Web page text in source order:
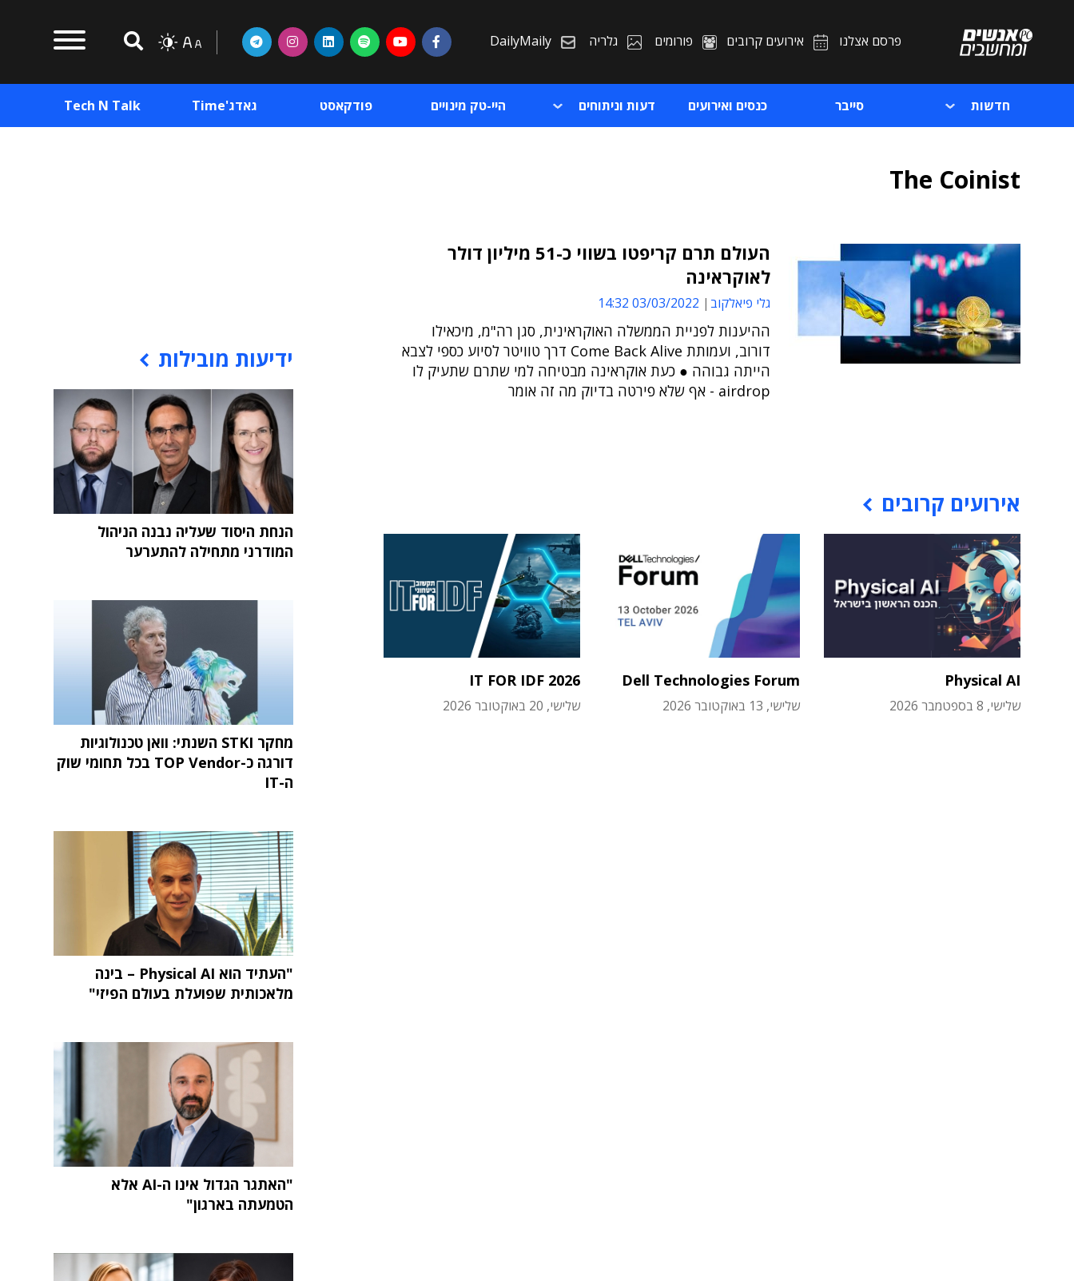
פרסם אצלנו אירועים קרובים פורומים גלריה DailyMaily
חדשות סייבר כנסים ואירועים דעות וניתוחים היי-טק מינויים פודקאסט גאדג'Time Tech N Talk
The Coinist
העולם תרם קריפטו בשווי כ-51 מיליון דולר
לאוקראינה
גלי פיאלקוב 03/03/2022 14:32
ההיענות לפניית הממשלה האוקראינית, סגן רה"מ, מיכאילו
דורוב, ועמותת Come Back Alive דרך טוויטר לסיוע כספי לצבא
הייתה גבוהה ● כעת אוקראינה מבטיחה למי שתרם שתעיק לו
airdrop - אף שלא פירטה בדיוק מה זה אומר
אירועים קרובים
Physical AI
שלישי, 8 בספטמבר 2026
Dell Technologies Forum
שלישי, 13 באוקטובר 2026
IT FOR IDF 2026
שלישי, 20 באוקטובר 2026
ידיעות מובילות
הנחת היסוד שעליה נבנה הניהול
המודרני מתחילה להתערער
מחקר STKI השנתי: וואן טכנולוגיות
דורגה כ-TOP Vendor בכל תחומי שוק
ה-IT
"העתיד הוא Physical AI – בינה
מלאכותית שפועלת בעולם הפיזי"
"האתגר הגדול אינו ה-AI אלא
הטמעתה בארגון"